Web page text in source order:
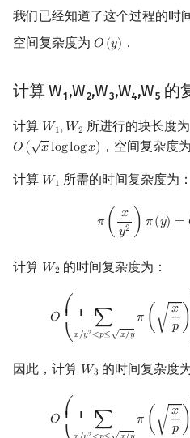
我们已经知道了这个过程的时
空间复杂度为 𝑂(𝑦)
O( y) ．
计算 W₁,W₂,W₃,W₄,W₅ 的
计算 𝑊1, 𝑊2
W1,W2 所进行的块长度
𝑂(
√
𝑥loglog𝑥)
O( xloglogx) ，空间复杂度
计算 𝑊1
W1 所需的时间复杂度为：
𝜋 ( 𝑥
𝑦2 ) 𝜋(𝑦) =
π( xy π y
计算 𝑊2
W2 的时间复杂度为：
𝑂 ⎛⎜ ⎜ ⎜
⎝
∑
𝑥/𝑦2<𝑝≤√𝑥/𝑦
𝜋 ( √ 𝑥
𝑝 )
O yπ xp))
因此，计算 𝑊3
W3 的时间复杂度
𝑂 ⎛⎜ ⎜ ⎜∑ 𝜋 ( √ 𝑥
𝑝 )
O yπ xp))